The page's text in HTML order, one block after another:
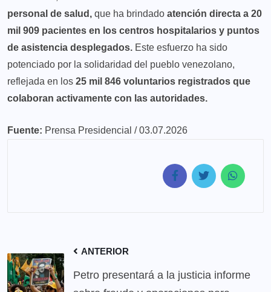
personal de salud, que ha brindado atención directa a 20
mil 909 pacientes en los centros hospitalarios y puntos
de asistencia desplegados. Este esfuerzo ha sido
potenciado por la solidaridad del pueblo venezolano,
reflejada en los 25 mil 846 voluntarios registrados que
colaboran activamente con las autoridades.
Fuente: Prensa Presidencial / 03.07.2026
ANTERIOR
Petro presentará a la justicia informe